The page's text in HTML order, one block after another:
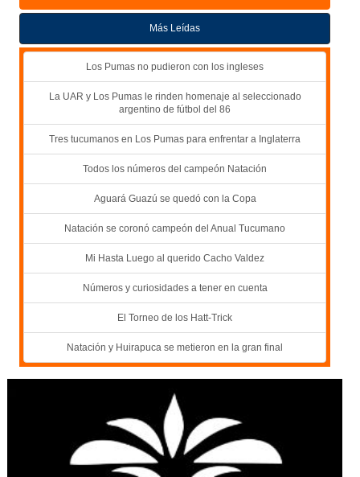
Más Leídas
Los Pumas no pudieron con los ingleses
La UAR y Los Pumas le rinden homenaje al seleccionado
argentino de fútbol del 86
Tres tucumanos en Los Pumas para enfrentar a Inglaterra
Todos los números del campeón Natación
Aguará Guazú se quedó con la Copa
Natación se coronó campeón del Anual Tucumano
Mi Hasta Luego al querido Cacho Valdez
Números y curiosidades a tener en cuenta
El Torneo de los Hatt-Trick
Natación y Huirapuca se metieron en la gran final